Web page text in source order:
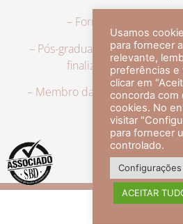
– Formação em
– Pós-graduação em
finalizado a
– Membro da Sociedade
com título de
veja
Usamos
para fornecer
relevante,
preferências e
clicar em
concorda com
cookies. No
visitar
para fornecer
controlado.
ACEITAR